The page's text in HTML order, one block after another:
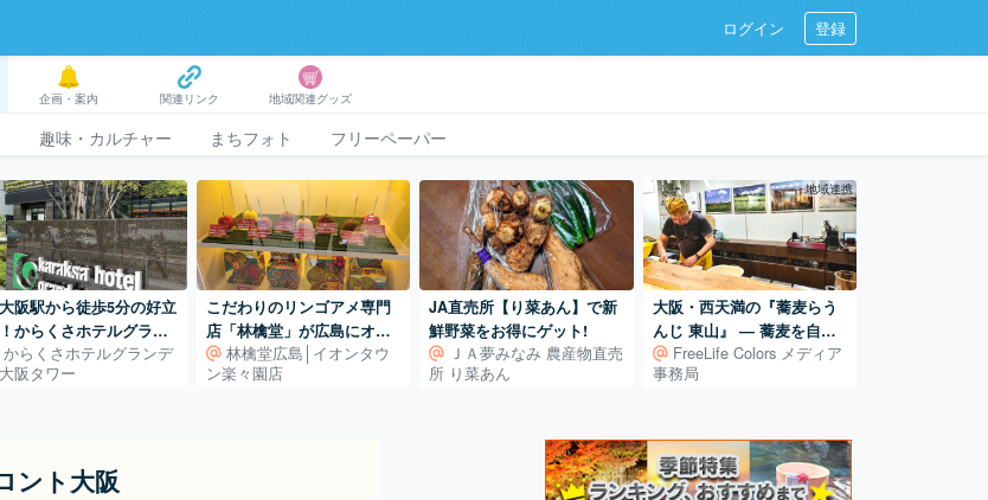
ログイン 登録
企画・案内 関連リンク 地域関連グッズ
趣味・カルチャー まちフォト フリーペーパー
阪駅から徒歩5分の好立
からくさホテルグラン
大阪タワー
からくさホテルグランデ
阪タワー
こだわりのリンゴアメ専門
店「林檎堂」が広島にオー
プン！
林檎堂広島│イオンタウ
ン楽々園店
JA直売所【り菜あん】で新
鮮野菜をお得にゲット!
ＪＡ夢みなみ 農産物直売
所 り菜あん
地域連携
大阪・西天満の『蕎麦らう
んじ 東山』 ― 蕎麦を自ら
学び、打ち続ける日常
FreeLife Colors メディア
事務局
ント大阪